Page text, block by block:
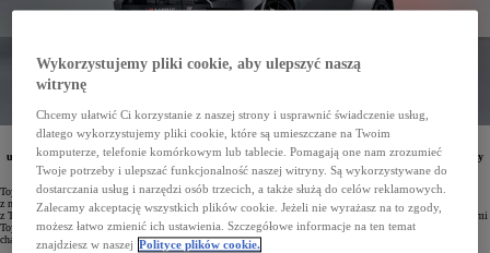
Nowa Toyota GR Yaris z mocniejszym silnikiem 280 KM, napędem na cztery koła GR-FOUR oraz
ulepszonym zawieszeniem jest cały czas dostępna od 214 900 zł. Największym zainteresowaniem cieszy
się hot-hatch w wersji z nową 8-biegową skrzynią automatyczną GAZOO Racing Direct.
Toyota GR Yaris szybko zdobyła miano kultowego hot-hatcha i jest postrzegana przez klientów jako jeden
z najlepszych modeli sportowych w historii marki. Pojazd został stworzony przez zespół inżynierów
z TOYOTA GAZOO Racing, którzy współpracowali z doświadczonymi kierowcami rajdowymi i wyścigowymi
Toyoty podczas procesu projektowania i testowania. W efekcie powstało niezrównane auto o sportowym
charakterze.
Wykorzystujemy pliki cookie, aby ulepszyć naszą
witrynę
Chcemy ułatwić Ci korzystanie z naszej strony i usprawnić świadczenie usług,
dlatego wykorzystujemy pliki cookie, które są umieszczane na Twoim
komputerze, telefonie komórkowym lub tablecie. Pomagają one nam zrozumieć
Twoje potrzeby i ulepszać funkcjonalność naszej witryny. Są wykorzystywane do
dostarczania usług i narzędzi osób trzecich, a także służą do celów reklamowych.
Zalecamy akceptację wszystkich plików cookie. Jeżeli nie wyrażasz na to zgody,
możesz łatwo zmienić ich ustawienia. Szczegółowe informacje na ten temat
znajdziesz w naszej Polityce plików cookie.